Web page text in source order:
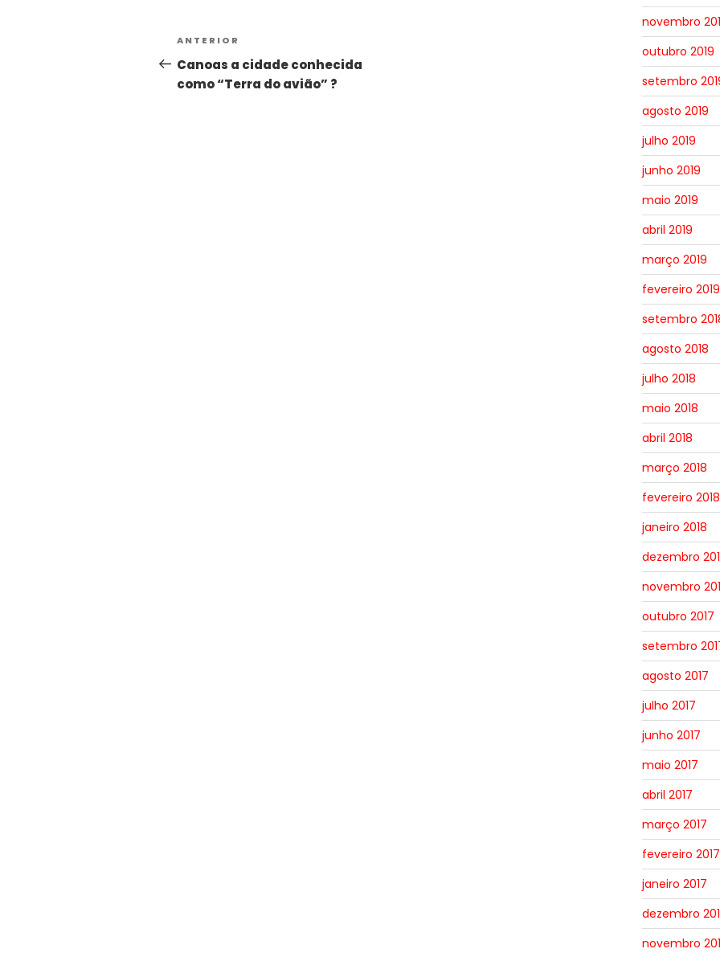
ANTERIOR
Canoas a cidade conhecida
como “Terra do avião” ?
novembro
outubro 2019
setembro
agosto 2019
julho 2019
junho 2019
maio 2019
abril 2019
março 2019
fevereiro 2019
setembro
agosto 2018
julho 2018
maio 2018
abril 2018
março 2018
fevereiro 2018
janeiro 2018
dezembro
novembro
outubro 2017
setembro
agosto 2017
julho 2017
junho 2017
maio 2017
abril 2017
março 2017
fevereiro 2017
janeiro 2017
dezembro
novembro